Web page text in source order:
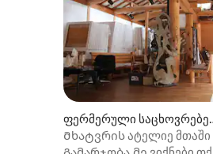
ფერმერული საცხოვრებე
ლი (Higashiyoshino, Yoshino
District)
Მხატვრის ატელიე მთაში